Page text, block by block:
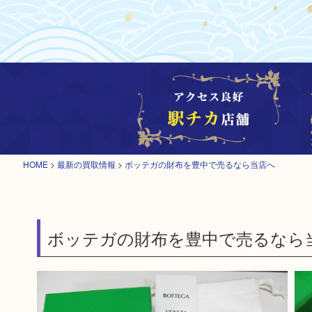
HOME > 最新の買取情報 > ボッテガの財布を豊中で売るなら当店へ
ボッテガの財布を豊中で売るなら